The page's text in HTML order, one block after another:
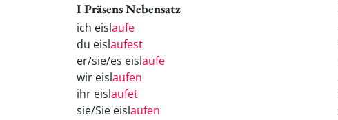
I Präsens Nebensatz
ich eislaufe
du eislaufest
er/sie/es eislaufe
wir eislaufen
ihr eislaufet
sie/Sie eislaufen